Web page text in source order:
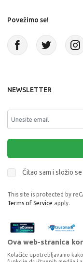
Povežimo se!
NEWSLETTER
Čitao sam i složio se
This site is protected by
Terms of Service apply.
Ova web-stranica
Kolačiće upotrebljavamo